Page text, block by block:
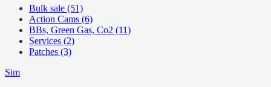
Bulk sale (51)
Action Cams (6)
BBs, Green Gas, Co2 (11)
Services (2)
Patches (3)
Sim